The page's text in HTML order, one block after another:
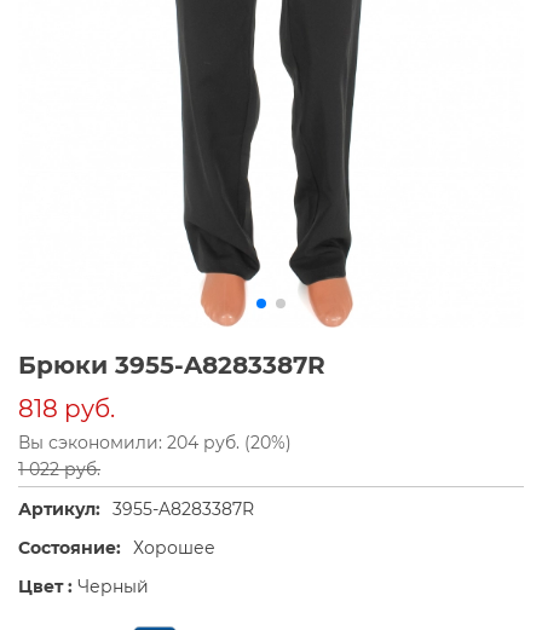
Брюки 3955-A8283387R
818 руб.
Вы сэкономили: 204 руб. (20%)
1 022 руб.
Артикул: 3955-A8283387R
Состояние: Хорошее
Цвет : Черный